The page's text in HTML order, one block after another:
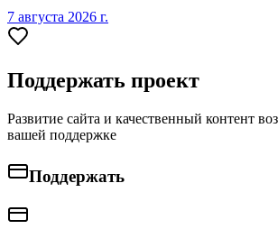
7 августа 2026 г.
Поддержать проект
Развитие сайта и качественный контент
вашей поддержке
Поддержать